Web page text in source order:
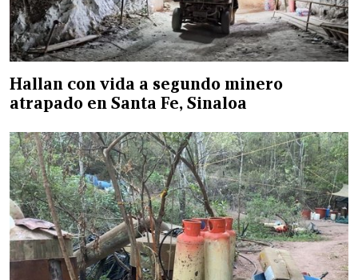
Hallan con vida a segundo minero
atrapado en Santa Fe, Sinaloa